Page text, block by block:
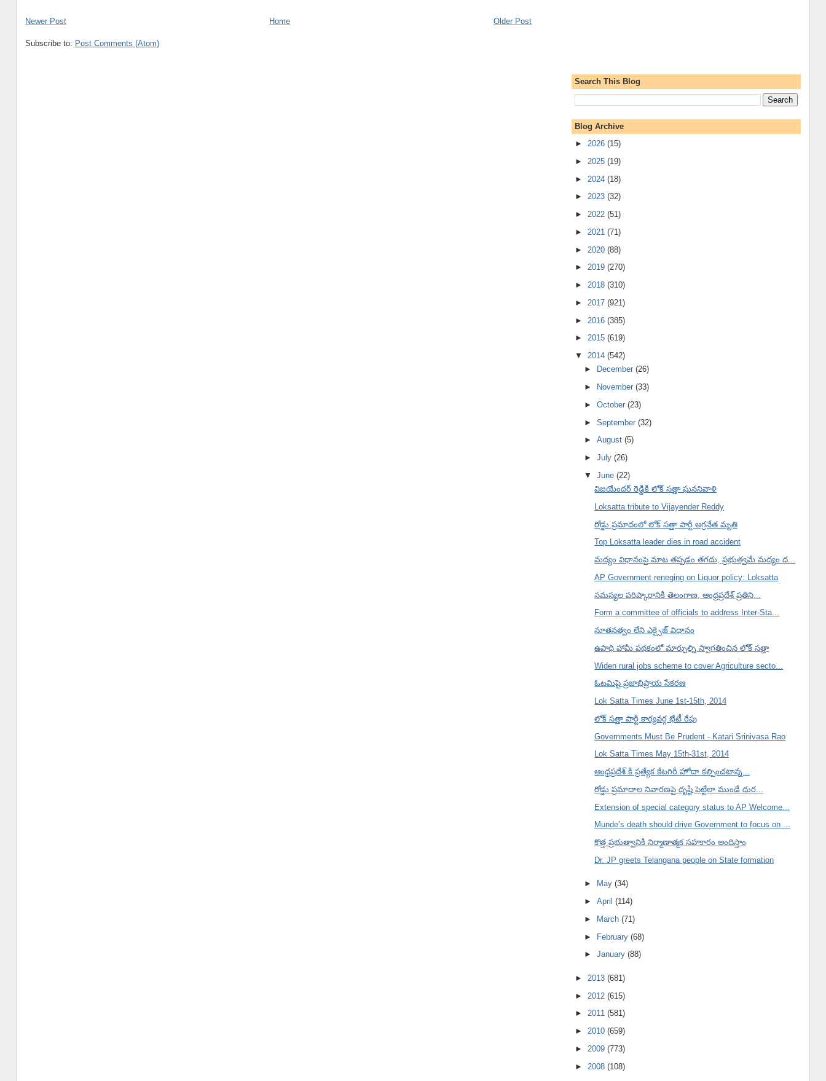
Newer Post Older Post
Home
Subscribe to: Post Comments (Atom)
Search This Blog
Blog Archive
► 2026 (15)
► 2025 (19)
► 2024 (18)
► 2023 (32)
► 2022 (51)
► 2021 (71)
► 2020 (88)
► 2019 (270)
► 2018 (310)
► 2017 (921)
► 2016 (385)
► 2015 (619)
▼ 2014 (542)
►
December(26)
►
November(33)
►October(23)
►September(32)
►August(5)
►July(26)
▼June(22)
విజయేందర్ రెడ్డికి లోక్ సత్తా ఘననివాళి
Loksatta tribute to Vijayender Reddy
రోడ్డు ప్రమాదంలో లోక్ సత్తా పార్టీ అగ్రనేత మృతి
Top Loksatta leader dies in road accident
మద్యం విధానంపై మాట తప్పడం తగదు, ప్రభుత్వమే మద్యం ద...
AP Government reneging on Liquor policy: Loksatta
సమస్యల పరిష్కారానికి తెలంగాణ, ఆంధ్రప్రదేశ్ ప్రతిని...
Form a committee of officials to address Inter-Sta...
నూతనత్వం లేని ఎక్సైజ్ విధానం
ఉపాధి హామీ పథకంలో మార్పుల్ని స్వాగతించిన లోక్ సత్తా
Widen rural jobs scheme to cover Agriculture secto...
ఓటమిపై ప్రజాభిప్రాయ సేకరణ
Lok Satta Times June 1st-15th, 2014
లోక్ సత్తా పార్టీ కార్యవర్గ భేటీ రేపు
Governments Must Be Prudent - Katari Srinivasa Rao
Lok Satta Times May 15th-31st, 2014
ఆంధ్రప్రదేశ్ కి ప్రత్యేక కేటగిరీ హోదా కల్పించటాన్న...
రోడ్డు ప్రమాదాల నివారణపై దృష్టి పెట్టేలా ముండే దుర...
Extension of special category status to AP Welcome...
Munde’s death should drive Government to focus on ...
కొత్త ప్రభుత్వానికి నిర్మాణాత్మక సహకారం అందిస్తాం
Dr. JP greets Telangana people on State formation
► May(34)
►April(114)
►
March(71)
► February(68)
►January(88)
► 2013 (681)
► 2012 (615)
► 2011 (581)
► 2010 (659)
► 2009 (773)
► 2008 (108)